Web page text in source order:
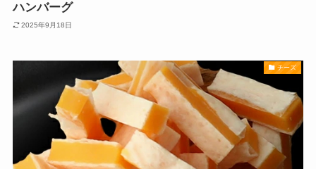
ハンバーグ
2025年9月18日
チーズ